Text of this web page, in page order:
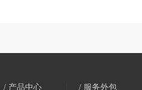
/ 产品中心 / 服务外包